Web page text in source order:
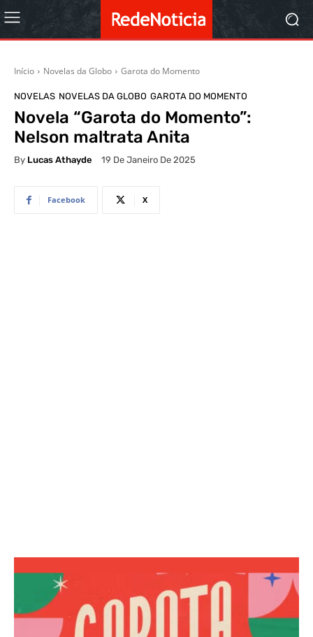
Início Novelas da Globo Garota do Momento
NOVELAS NOVELAS DA GLOBO GAROTA DO MOMENTO
Novela “Garota do Momento”:
Nelson maltrata Anita
By Lucas Athayde 19 De Janeiro De 2025
Facebook X